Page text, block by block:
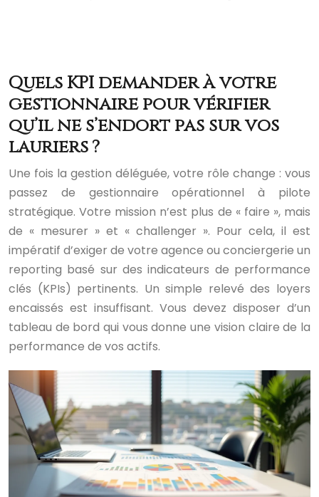
Quels KPI demander à votre
gestionnaire pour vérifier
qu’il ne s’endort pas sur vos
lauriers ?
Une fois la gestion déléguée, votre rôle change : vous
passez de gestionnaire opérationnel à pilote
stratégique. Votre mission n’est plus de « faire », mais
de « mesurer » et « challenger ». Pour cela, il est
impératif d’exiger de votre agence ou conciergerie un
reporting basé sur des indicateurs de performance
clés (KPIs) pertinents. Un simple relevé des loyers
encaissés est insuffisant. Vous devez disposer d’un
tableau de bord qui vous donne une vision claire de la
performance de vos actifs.